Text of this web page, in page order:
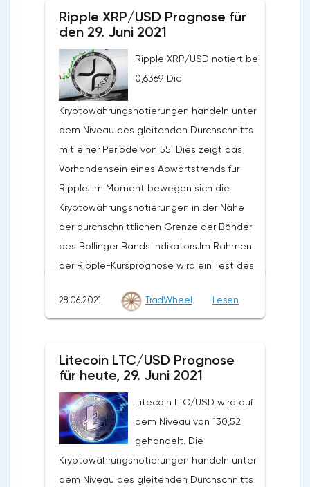
Ripple XRP/USD Prognose für
den 29. Juni 2021
Ripple XRP/USD notiert bei
0,6369. Die
Kryptowährungsnotierungen handeln unter
dem Niveau des gleitenden Durchschnitts
mit einer Periode von 55. Dies zeigt das
Vorhandensein eines Abwärtstrends für
Ripple. Im Moment bewegen sich die
Kryptowährungsnotierungen in der Nähe
der durchschnittlichen Grenze der Bänder
des Bollinger Bands Indikators.Im Rahmen
der Ripple-Kursprognose wird ein Test des
sollten wir einen Versuch erwarten, den
Rückgang von XRP/USD fortzusetzen und
Das Ziel einer solchen Bewegung ist der
Bereich in der Nähe des Niveaus von
0,4890. Der konservative Bereich für Ripple-
Verkäufe befindet sich in der Nähe der
oberen Grenze der Bänder des Bollinger
Bands Indikators auf dem Niveau von
0,6790. Ripple XRP/USD Prognose für den
28.06.2021 TradWheel Lesen
Litecoin LTC/USD Prognose
für heute, 29. Juni 2021
Litecoin LTC/USD wird auf
dem Niveau von 130,52
gehandelt. Die
Kryptowährungsnotierungen handeln unter
dem Niveau des gleitenden Durchschnitts